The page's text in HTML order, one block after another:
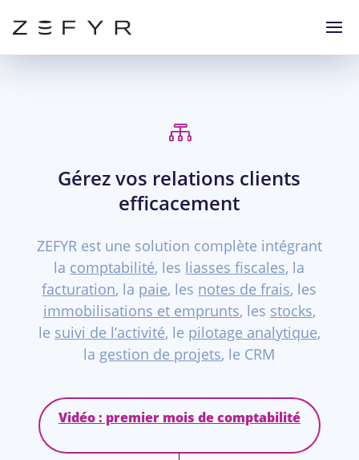

Gérez vos relations clients
efficacement
ZEFYR est une solution complète intégrant
la comptabilité, les liasses fiscales, la
facturation, la paie, les notes de frais, les
immobilisations et emprunts, les stocks,
le suivi de l’activité, le pilotage analytique,
la gestion de projets, le CRM
Vidéo : premier mois de comptabilité